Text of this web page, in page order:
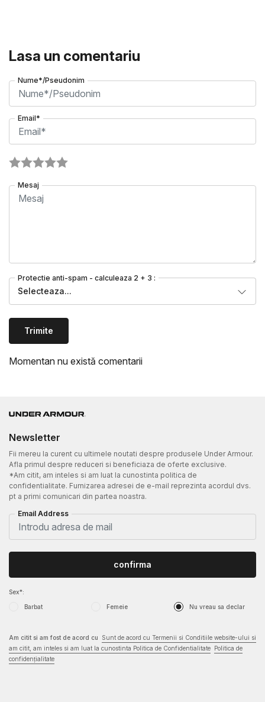
Lasa un comentariu
Nume*/Pseudonim
Email*
Mesaj
Protectie anti-spam - calculeaza 2 + 3 :
Selecteaza...
Trimite
Momentan nu există comentarii
Newsletter
Fii mereu la curent cu ultimele noutati despre produsele Under Armour.
Afla primul despre reduceri si beneficiaza de oferte exclusive.
*Am citit, am inteles si am luat la cunostinta politica de
confidentialitate. Furnizarea adresei de e-mail reprezinta acordul dvs.
pt a primi comunicari din partea noastra.
Email Address
Sex*:
Barbat Femeie Nu vreau sa declar
confirma
Am citit si am fost de acord cu
Sunt de acord cu Termenii si Conditiile website-ului si
am citit, am inteles si am luat la cunostinta Politica de Confidentialitate
Politica de
confidențialitate